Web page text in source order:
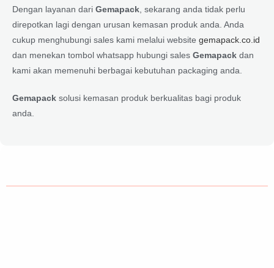
Dengan layanan dari Gemapack , sekarang anda tidak perlu
direpotkan lagi dengan urusan kemasan produk anda. Anda
cukup menghubungi sales kami melalui website gemapack.co.id
dan menekan tombol whatsapp hubungi sales Gemapack dan
kami akan memenuhi berbagai kebutuhan packaging anda.
Gemapack solusi kemasan produk berkualitas bagi produk
anda.